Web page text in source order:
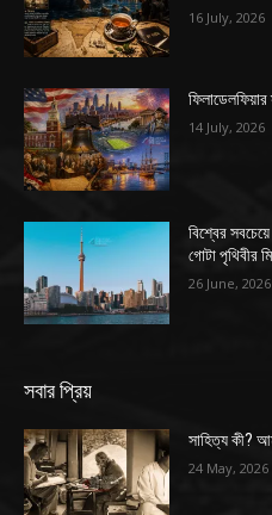
16 July, 2026
14 July, 2026
বিশ্বের
গোটা পৃথিবীর
26 June, 2026
সবার প্রিয়
সাহিত্য কী?
24 May, 2026